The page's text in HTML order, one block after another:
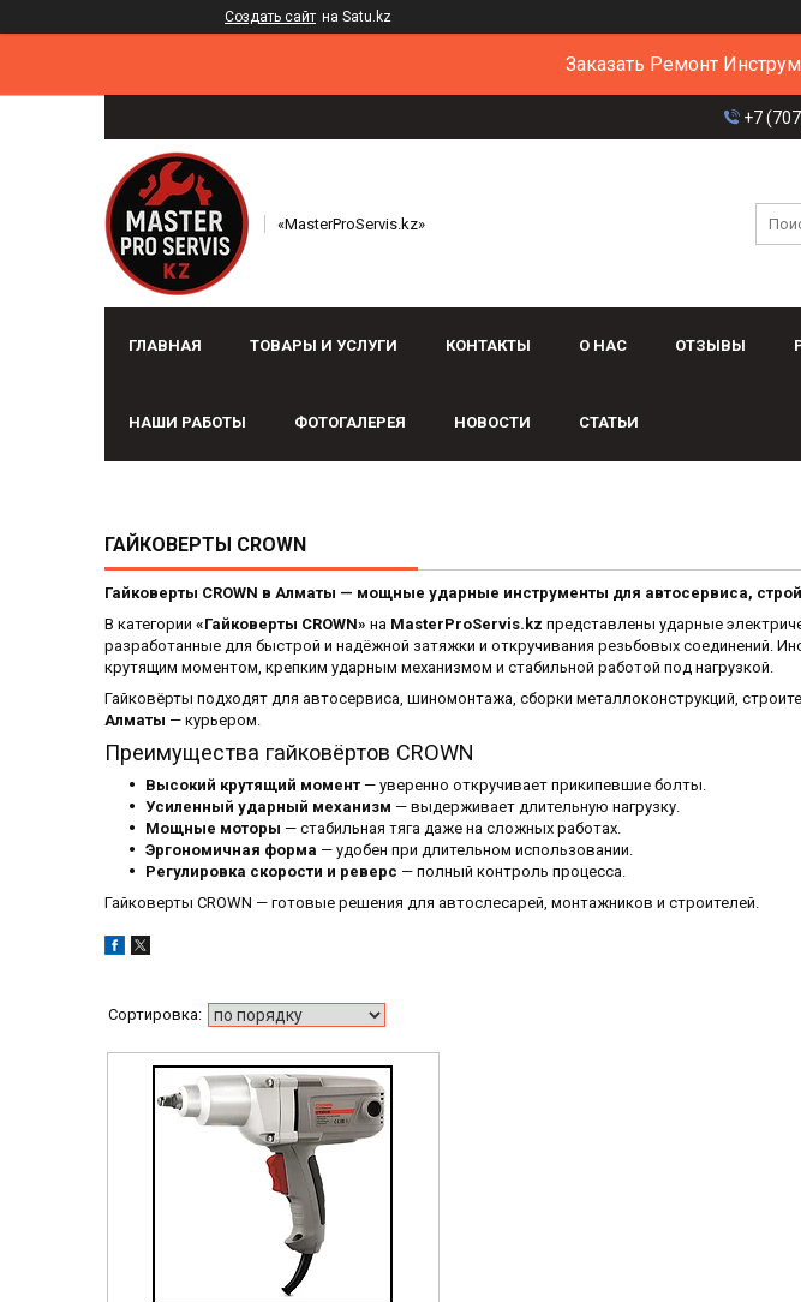
Создать сайт на Satu.kz
Заказать Ремонт
+7
«MasterProServis.kz»
ГЛАВНАЯ ТОВАРЫ И УСЛУГИ КОНТАКТЫ О НАС ОТЗЫВЫ
НАШИ РАБОТЫ ФОТОГАЛЕРЕЯ НОВОСТИ СТАТЬИ
ГАЙКОВЕРТЫ CROWN
Гайковерты CROWN в Алматы — мощные ударные инструменты для автосервиса,
В категории «Гайковерты CROWN» на MasterProServis.kz представлены ударные
разработанные для быстрой и надёжной затяжки и откручивания резьбовых соединений.
крутящим моментом, крепким ударным механизмом и стабильной работой под нагрузкой.
Гайковёрты подходят для автосервиса, шиномонтажа, сборки металлоконструкций,
Алматы — курьером.
Преимущества гайковёртов CROWN
Высокий крутящий момент — уверенно откручивает прикипевшие болты.
Усиленный ударный механизм — выдерживает длительную нагрузку.
Мощные моторы — стабильная тяга даже на сложных работах.
Эргономичная форма — удобен при длительном использовании.
Регулировка скорости и реверс — полный контроль процесса.
Гайковерты CROWN — готовые решения для автослесарей, монтажников и строителей.